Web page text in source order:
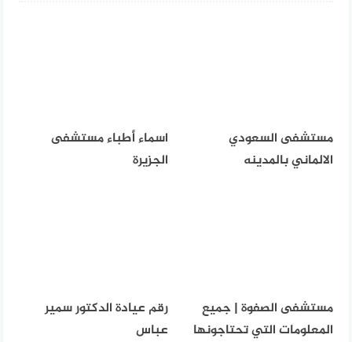
مستشفى السعودي
الالماني بالمدينه
اسماء أطباء مستشفى
الجزيرة
مستشفى الصفوة | جميع
المعلومات التي تحتاجونها
رقم عيادة الدكتور سمير
عباس